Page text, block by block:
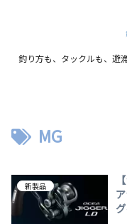
釣り方も、タックルも、遊
MG
新製品